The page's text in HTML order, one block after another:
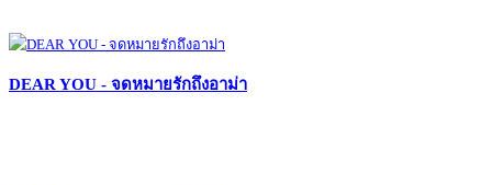
DEAR YOU - จดหมายรักถึงอาม่า